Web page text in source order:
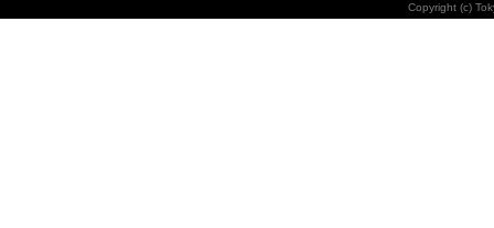
Copyright (c)